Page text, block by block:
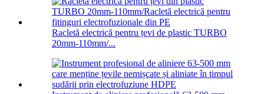
Racletă electrică pentru țevi de plastic TURBO
20mm-110mm/...